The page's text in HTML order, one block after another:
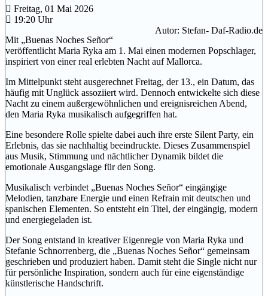
Freitag, 01 Mai 2026
19:20 Uhr
Autor: Stefan- Daf-Radio.de
Mit „Buenas Noches Señor“
veröffentlicht Maria Ryka am 1. Mai einen modernen Popschlager,
inspiriert von einer real erlebten Nacht auf Mallorca.
Im Mittelpunkt steht ausgerechnet Freitag, der 13., ein Datum, das
häufig mit Unglück assoziiert wird. Dennoch entwickelte sich diese
Nacht zu einem außergewöhnlichen und ereignisreichen Abend,
den Maria Ryka musikalisch aufgegriffen hat.
Eine besondere Rolle spielte dabei auch ihre erste Silent Party, ein
Erlebnis, das sie nachhaltig beeindruckte. Dieses Zusammenspiel
aus Musik, Stimmung und nächtlicher Dynamik bildet die
emotionale Ausgangslage für den Song.
Musikalisch verbindet „Buenas Noches Señor“ eingängige
Melodien, tanzbare Energie und einen Refrain mit deutschen und
spanischen Elementen. So entsteht ein Titel, der eingängig, modern
und energiegeladen ist.
Der Song entstand in kreativer Eigenregie von Maria Ryka und
Stefanie Schnorrenberg, die „Buenas Noches Señor“ gemeinsam
geschrieben und produziert haben. Damit steht die Single nicht nur
für persönliche Inspiration, sondern auch für eine eigenständige
künstlerische Handschrift.